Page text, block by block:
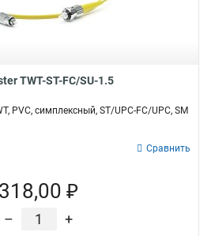
TWT-ST-FC/SU-1.5
PVC, симплексный, ST/UPC-FC/UPC, SM
Сравнить
318,00 ₽
– +